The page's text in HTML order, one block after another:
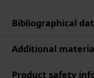
Bibliographical
Additional
Product safety